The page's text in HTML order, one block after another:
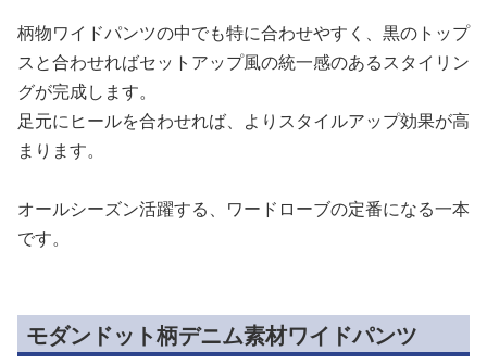
柄物ワイドパンツの中でも特に合わせやすく、黒のトップ
スと合わせればセットアップ風の統一感のあるスタイリン
グが完成します。
足元にヒールを合わせれば、よりスタイルアップ効果が高
まります。
オールシーズン活躍する、ワードローブの定番になる一本
です。
モダンドット柄デニム素材ワイドパンツ